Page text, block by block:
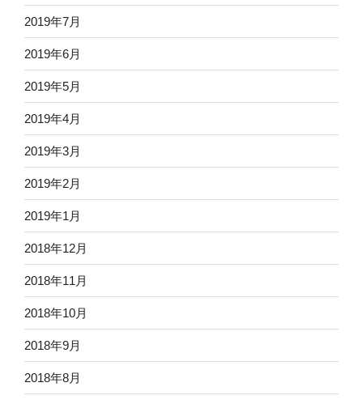
2019年7月
2019年6月
2019年5月
2019年4月
2019年3月
2019年2月
2019年1月
2018年12月
2018年11月
2018年10月
2018年9月
2018年8月